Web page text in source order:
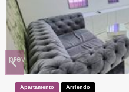
Apartamento Arriendo
prev